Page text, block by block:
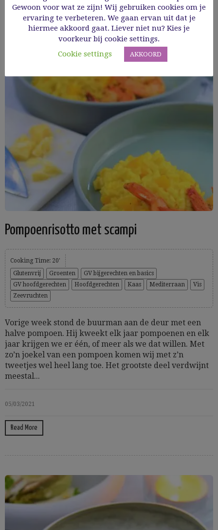
Read More
Pompoenrisotto met scampi
Cooking Time: 20'
Glutenvrij
Groenten
GV bijgerechten en basics
GV hoofdgerechten
Hoofdgerechten Kaas Mediterraan
Vis
Zeevruchten
Vorige week stond de buurman aan de deur met een
halve pompoen. Hij kweekt elk jaar pompoenen en elk
jaar krijgen we er één, of meer als we dat willen. Met
zo’n joekel van een pompoen komen wij met z’n
tweetjes wel heel lang toe. Het grootste deel verdwijnt
meestal...
05/03/2021
Read More
Gewoon voor wat ze zijn! Wij gebruiken cookies om je
ervaring te verbeteren. We gaan ervan uit dat je
hiermee akkoord gaat. Liever niet nu? Kies je
voorkeur bij cookie settings.
Cookie settings
AKKOORD